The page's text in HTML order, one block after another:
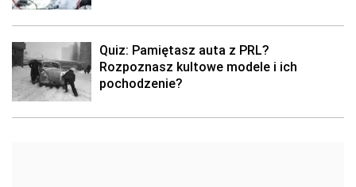
Quiz: Pamiętasz auta z PRL?
Rozpoznasz kultowe modele i ich
pochodzenie?